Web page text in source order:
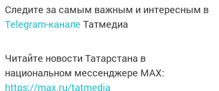
Следите за самым важным и интересным в
Telegram-канале Татмедиа
Читайте новости Татарстана в
национальном мессенджере MАХ:
https://max.ru/tatmedia